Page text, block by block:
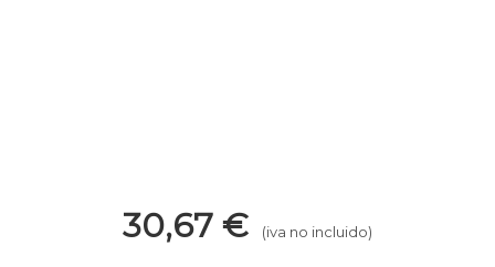
30,67 € (iva no incluido)